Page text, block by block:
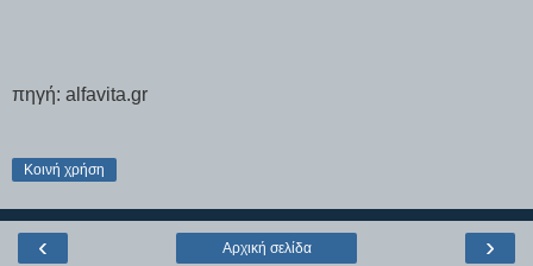
πηγή: alfavita.gr
Κοινή χρήση
‹ ›
Αρχική σελίδα